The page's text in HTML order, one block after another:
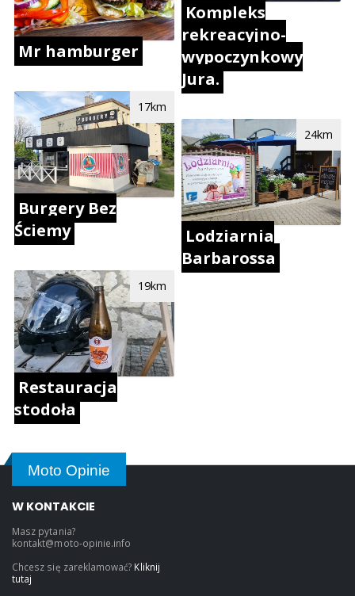
Mr hamburger
Burgery Bez
Ściemy
17km
Restauracja
stodoła
19km
Kompleks
rekreacyjno-
wypoczynkowy
Jura.
Lodziarnia
Barbarossa
24km
Moto Opinie
W KONTAKCIE
Masz pytania?
kontakt@moto-opinie.info
Chcesz się zareklamować? Kliknij
tutaj